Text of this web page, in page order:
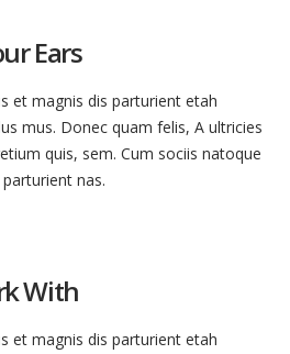
Ears
et magnis dis parturient etah
mus. Donec quam felis, A ultricies
quis, sem. Cum sociis natoque
nas.
With
et magnis dis parturient etah